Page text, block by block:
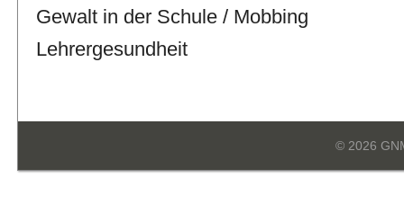
Gewalt in der Schule / Mobbing
Lehrergesundheit
© 2026